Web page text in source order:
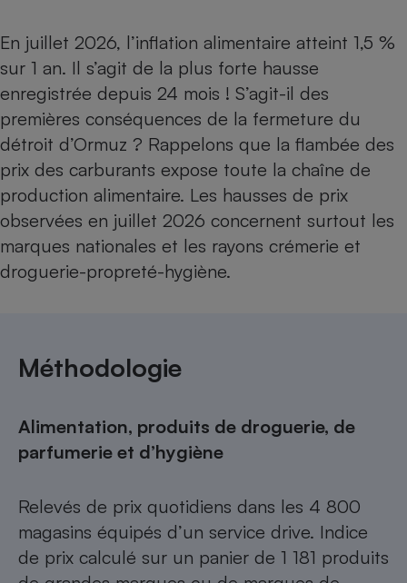
En juillet 2026, l’inflation alimentaire atteint 1,5 %
sur 1 an. Il s’agit de la plus forte hausse
enregistrée depuis 24 mois ! S’agit-il des
premières conséquences de la fermeture du
détroit d’Ormuz ? Rappelons que la flambée des
prix des carburants expose toute la chaîne de
production alimentaire. Les hausses de prix
observées en juillet 2026 concernent surtout les
marques nationales et les rayons crémerie et
droguerie-propreté-hygiène.
Méthodologie
Alimentation, produits de droguerie, de
parfumerie et d’hygiène
Relevés de prix quotidiens dans les 4 800
magasins équipés d’un service drive. Indice
de prix calculé sur un panier de 1 181 produits